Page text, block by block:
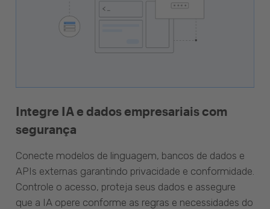
Integre IA e dados empresariais com
segurança
Conecte modelos de linguagem, bancos de dados e
APIs externas garantindo privacidade e conformidade.
Controle o acesso, proteja seus dados e assegure
que a IA opere conforme as regras e necessidades do